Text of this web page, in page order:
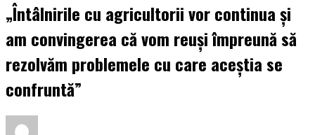
„Întâlnirile cu agricultorii vor continua și
am convingerea că vom reuși împreună să
rezolvăm problemele cu care aceștia se
confruntă”